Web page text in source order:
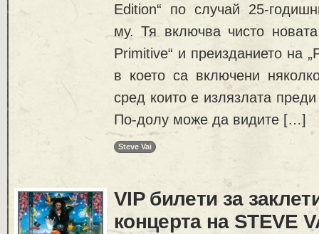
Edition“ по случай 25-
му. Тя включва чисто
Primitive“ и преизданието на
в което са включени
сред които е излязлата
По-долу може да видите […]
Steve Vai
VIP билети за
концерта на STEVE